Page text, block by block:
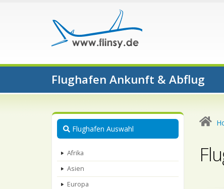
Flughafen Ankunft & Abflug
Flughafen Auswahl
Afrika
Asien
Europa